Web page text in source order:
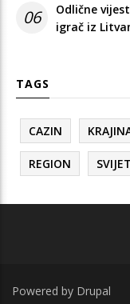
06
Odlične
igrač iz
TAGS
CAZIN
REGION SVIJET
Powered by Drupal